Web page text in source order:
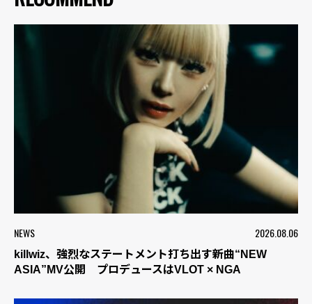
NEWS 2026.08.06
killwiz、強烈なステートメント打ち出す新曲“NEW
ASIA”MV公開 プロデュースはVLOT × NGA